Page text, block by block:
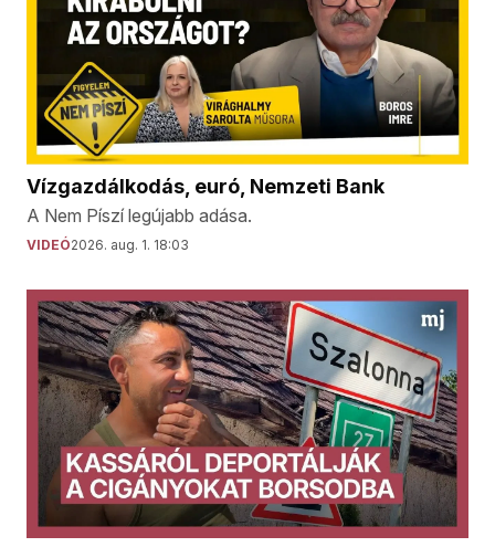
Vízgazdálkodás, euró, Nemzeti Bank
A Nem Píszí legújabb adása.
VIDEÓ2026. aug. 1. 18:03